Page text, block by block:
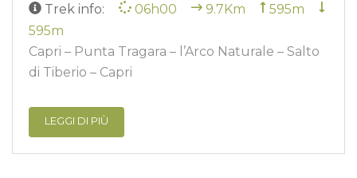
Trek info:
06h00 9.7Km
595m
595m
Capri – Punta Tragara – l’Arco Naturale – Salto
di Tiberio – Capri
LEGGI DI PIÙ